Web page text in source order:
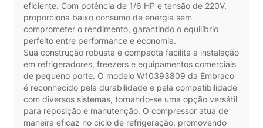
eficiente. Com potência de 1/6 HP e tensão de 220V,
proporciona baixo consumo de energia sem
comprometer o rendimento, garantindo o equilíbrio
perfeito entre performance e economia.
Sua construção robusta e compacta facilita a instalação
em refrigeradores, freezers e equipamentos comerciais
de pequeno porte. O modelo W10393809 da Embraco
é reconhecido pela durabilidade e pela compatibilidade
com diversos sistemas, tornando-se uma opção versátil
para reposição e manutenção. O compressor atua de
maneira eficaz no ciclo de refrigeração, promovendo